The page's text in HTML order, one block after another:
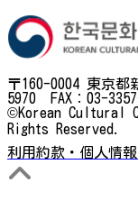
〒160-0004 東京
5970 FAX：03-
©Korean Cultural
Rights Reserved.
利用約款・個人情